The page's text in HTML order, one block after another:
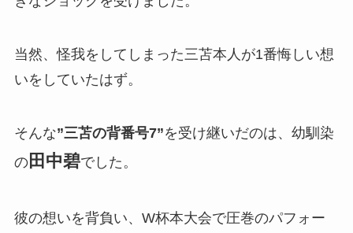
当然、怪我をしてしまった三苫本人が1番悔しい想
いをしていたはず。
そんな”三苫の背番号7”を受け継いだのは、幼馴染
の田中碧でした。
彼の想いを背負い、W杯本大会で圧巻のパフォー